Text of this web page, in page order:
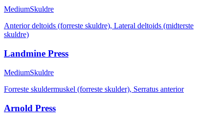
MediumSkuldre
Anterior deltoids (forreste skuldre), Lateral deltoids (midterste
skuldre)
Landmine Press
MediumSkuldre
Forreste skuldermuskel (forreste skulder), Serratus anterior
Arnold Press